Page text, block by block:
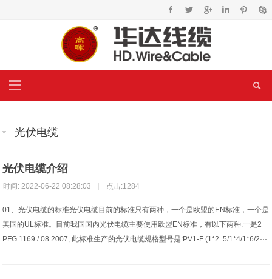
光伏电缆
光伏电缆介绍
间: 2022-06-22 08:28:03 点击:1284
01、光伏电缆的标准光伏电缆目前的标准只有两种，一个是欧盟的EN标准，一个是
美国的UL标准。目前我国国内光伏电缆主要使用欧盟EN标准，有以下两种:一是2
PFG 1169 / 08.2007, 此标准生产的光伏电缆规格型号是:PV1-F (1*2. 5/1*4/1*6/2···